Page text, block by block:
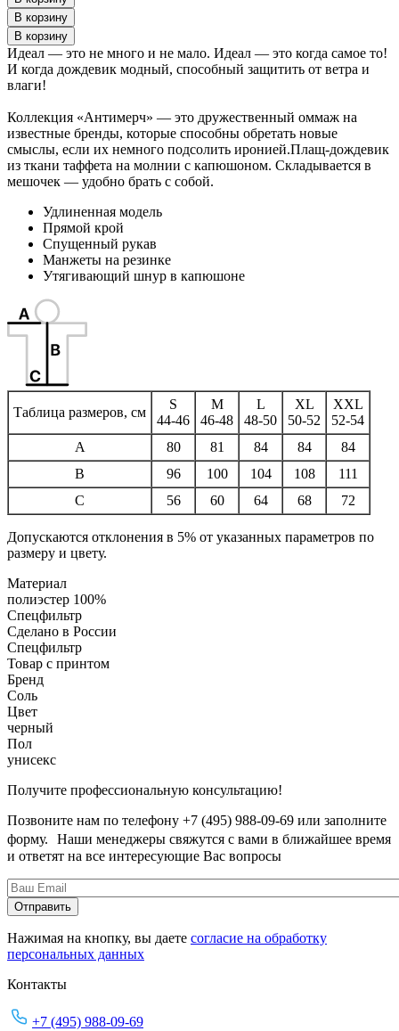
Идеал — это не много и не мало. Идеал — это когда самое то!
И когда дождевик модный, способный защитить от ветра и
влаги!
Коллекция «Антимерч» — это дружественный оммаж на
известные бренды, которые способны обретать новые
смыслы, если их немного подсолить иронией.Плащ-дождевик
из ткани таффета на молнии с капюшоном. Складывается в
мешочек — удобно брать с собой.
Удлиненная модель
Прямой крой
Спущенный рукав
Манжеты на резинке
Утягивающий шнур в капюшоне
Таблица размеров, см
S
44-46
M
46-48
L
48-50
XL
50-52
XXL
52-54
A
80 81 84 84
84
B
96 100 104 108
111
C
56 60 64 68 72
Допускаются отклонения в 5% от указанных параметров по
размеру и цвету.
Материал
полиэстер 100%
Спецфильтр
Сделано в России
Спецфильтр
Товар с принтом
Бренд
Соль
Цвет
черный
Пол
унисекс
Получите профессиональную консультацию!
Позвоните нам по телефону +7 (495) 988-09-69 или заполните
форму. Наши менеджеры свяжутся с вами в ближайшее время
и ответят на все интересующие Вас вопросы
Нажимая на кнопку, вы даете согласие на обработку
персональных данных
Контакты
+7 (495) 988-09-69